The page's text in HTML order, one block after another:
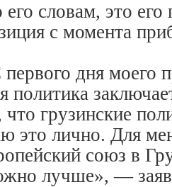
словам, это его
с момента
дня моего
политика
грузинские
это лично. Для
союз в
лучше», —